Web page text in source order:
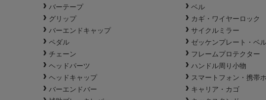
バーテープ
グリップ
バーエンドキャップ
ペダル
チェーン
ヘッドパーツ
ヘッドキャップ
バーエンドバー
ベル
カギ・ワイヤーロック
サイクルミラー
ゼッケンプレート・ベ
フレームプロテクター
ハンドル周り小物
スマートフォン・携帯
キャリア・カゴ